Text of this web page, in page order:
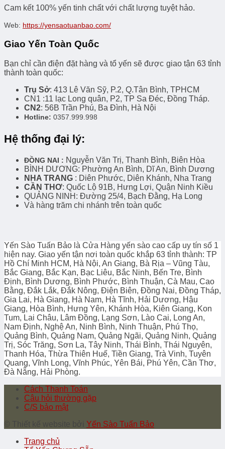
Cam kết 100% yến tinh chất với chất lượng tuyệt hảo.
Web: https://yensaotuanbao.com/
Giao Yến Toàn Quốc
Bạn chỉ cần điện đặt hàng và tổ yến sẽ được giao tận 63 tỉnh
thành toàn quốc:
Trụ Sở: 413 Lê Văn Sỹ, P.2, Q.Tân Bình, TPHCM
CN1 :11 lạc Long quân, P2, TP Sa Đéc, Đồng Tháp.
CN2: 56B Trần Phú, Ba Đình, Hà Nội
Hotline: 0357.999.998
Hệ thống đại lý:
ĐỒNG NAI : Nguyễn Văn Trị, Thanh Bình, Biên Hòa
BÌNH DƯƠNG: Phường An Bình, Dĩ An, Bình Dương
NHA TRANG : Diên Phước, Diên Khánh, Nha Trang
CẦN THƠ: Quốc Lộ 91B, Hưng Lợi, Quận Ninh Kiều
QUẢNG NINH: Đường 25/4, Bạch Đằng, Hạ Long
Và hàng trăm chi nhánh trên toàn quốc
Yến Sào Tuấn Bảo là Cửa Hàng yến sào cao cấp uy tín số 1
hiện nay. Giao yến tận nơi toàn quốc khắp 63 tỉnh thành: TP
Hồ Chí Minh HCM, Hà Nội, An Giang, Bà Rịa – Vũng Tàu,
Bắc Giang, Bắc Kạn, Bạc Liêu, Bắc Ninh, Bến Tre, Bình
Định, Bình Dương, Bình Phước, Bình Thuận, Cà Mau, Cao
Bằng, Đắk Lắk, Đắk Nông, Điện Biên, Đồng Nai, Đồng Tháp,
Gia Lai, Hà Giang, Hà Nam, Hà Tĩnh, Hải Dương, Hậu
Giang, Hòa Bình, Hưng Yên, Khánh Hòa, Kiên Giang, Kon
Tum, Lai Châu, Lâm Đồng, Lạng Sơn, Lào Cai, Long An,
Nam Định, Nghệ An, Ninh Bình, Ninh Thuận, Phú Thọ,
Quảng Bình, Quảng Nam, Quảng Ngãi, Quảng Ninh, Quảng
Trị, Sóc Trăng, Sơn La, Tây Ninh, Thái Bình, Thái Nguyên,
Thanh Hóa, Thừa Thiên Huế, Tiền Giang, Trà Vinh, Tuyên
Quang, Vĩnh Long, Vĩnh Phúc, Yên Bái, Phú Yên, Cần Thơ,
Đà Nẵng, Hải Phòng.
Cách Thanh Toán
Câu hỏi thường gặp
C/S bảo mật
© Thiết kế website bởi Yến Sào Tuấn Bảo
Trang chủ